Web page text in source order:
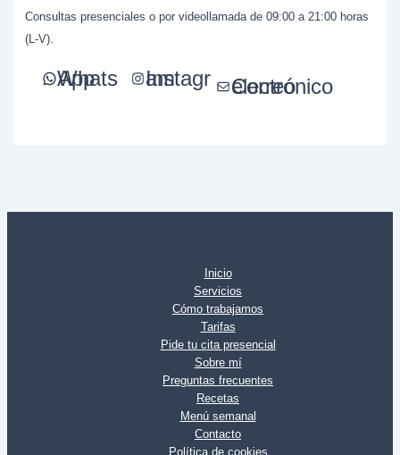
Consultas presenciales o por videollamada de 09:00 a 21:00 horas
(L-V).
WhatsApp Instagram Correo electrónico
Inicio
Servicios
Cómo trabajamos
Tarifas
Pide tu cita presencial
Sobre mí
Preguntas frecuentes
Recetas
Menú semanal
Contacto
Política de cookies